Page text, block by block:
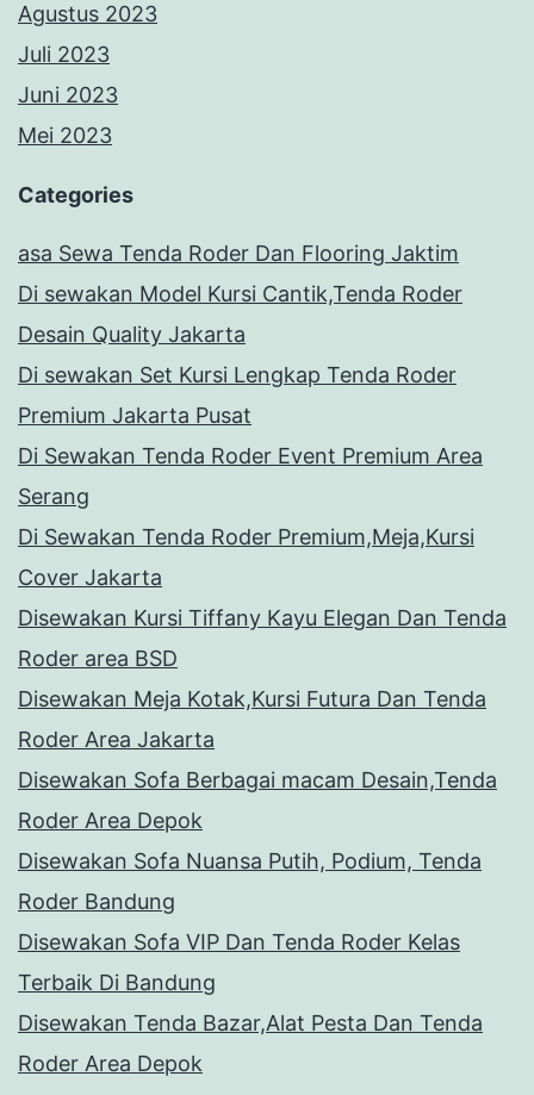
Agustus 2023
Juli 2023
Juni 2023
Mei 2023
Categories
asa Sewa Tenda Roder Dan Flooring Jaktim
Di sewakan Model Kursi Cantik,Tenda Roder
Desain Quality Jakarta
Di sewakan Set Kursi Lengkap Tenda Roder
Premium Jakarta Pusat
Di Sewakan Tenda Roder Event Premium Area
Serang
Di Sewakan Tenda Roder Premium,Meja,Kursi
Cover Jakarta
Disewakan Kursi Tiffany Kayu Elegan Dan Tenda
Roder area BSD
Disewakan Meja Kotak,Kursi Futura Dan Tenda
Roder Area Jakarta
Disewakan Sofa Berbagai macam Desain,Tenda
Roder Area Depok
Disewakan Sofa Nuansa Putih, Podium, Tenda
Roder Bandung
Disewakan Sofa VIP Dan Tenda Roder Kelas
Terbaik Di Bandung
Disewakan Tenda Bazar,Alat Pesta Dan Tenda
Roder Area Depok